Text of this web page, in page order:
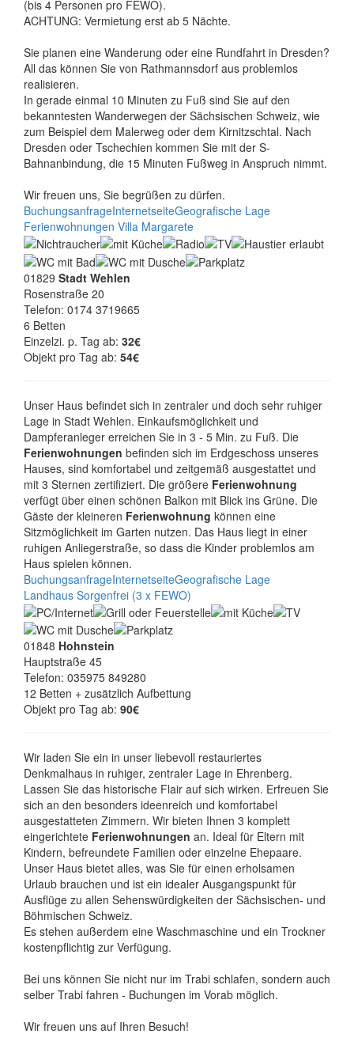
(bis 4 Personen pro FEWO).
ACHTUNG: Vermietung erst ab 5 Nächte.
Sie planen eine Wanderung oder eine Rundfahrt in Dresden?
All das können Sie von Rathmannsdorf aus problemlos
realisieren.
In gerade einmal 10 Minuten zu Fuß sind Sie auf den
bekanntesten Wanderwegen der Sächsischen Schweiz, wie
zum Beispiel dem Malerweg oder dem Kirnitzschtal. Nach
Dresden oder Tschechien kommen Sie mit der S-
Bahnanbindung, die 15 Minuten Fußweg in Anspruch nimmt.
Wir freuen uns, Sie begrüßen zu dürfen.
BuchungsanfrageInternetseiteGeografische Lage
Ferienwohnungen Villa Margarete
01829 Stadt Wehlen
Rosenstraße 20
Telefon: 0174 3719665
6 Betten
Einzelzi. p. Tag ab: 32€
Objekt pro Tag ab: 54€
Unser Haus befindet sich in zentraler und doch sehr ruhiger
Lage in Stadt Wehlen. Einkaufsmöglichkeit und
Dampferanleger erreichen Sie in 3 - 5 Min. zu Fuß. Die
Ferienwohnungen befinden sich im Erdgeschoss unseres
Hauses, sind komfortabel und zeitgemäß ausgestattet und
mit 3 Sternen zertifiziert. Die größere Ferienwohnung
verfügt über einen schönen Balkon mit Blick ins Grüne. Die
Gäste der kleineren Ferienwohnung können eine
Sitzmöglichkeit im Garten nutzen. Das Haus liegt in einer
ruhigen Anliegerstraße, so dass die Kinder problemlos am
Haus spielen können.
BuchungsanfrageInternetseiteGeografische Lage
Landhaus Sorgenfrei (3 x FEWO)
01848 Hohnstein
Hauptstraße 45
Telefon: 035975 849280
12 Betten + zusätzlich Aufbettung
Objekt pro Tag ab: 90€
Wir laden Sie ein in unser liebevoll restauriertes
Denkmalhaus in ruhiger, zentraler Lage in Ehrenberg.
Lassen Sie das historische Flair auf sich wirken. Erfreuen Sie
sich an den besonders ideenreich und komfortabel
ausgestatteten Zimmern. Wir bieten Ihnen 3 komplett
eingerichtete Ferienwohnungen an. Ideal für Eltern mit
Kindern, befreundete Familien oder einzelne Ehepaare.
Unser Haus bietet alles, was Sie für einen erholsamen
Urlaub brauchen und ist ein idealer Ausgangspunkt für
Ausflüge zu allen Sehenswürdigkeiten der Sächsischen- und
Böhmischen Schweiz.
Es stehen außerdem eine Waschmaschine und ein Trockner
kostenpflichtig zur Verfügung.
Bei uns können Sie nicht nur im Trabi schlafen, sondern auch
selber Trabi fahren - Buchungen im Vorab möglich.
Wir freuen uns auf Ihren Besuch!